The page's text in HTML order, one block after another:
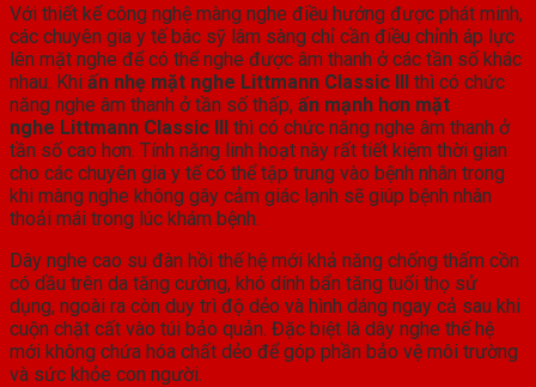
Với thiết kế công nghệ màng nghe điều hướng được phát minh,
các chuyên gia y tế bác sỹ lâm sàng chỉ cần điều chỉnh áp lực
lên mặt nghe để có thể nghe được âm thanh ở các tần số khác
nhau. Khi ấn nhẹ mặt nghe Littmann Classic III thì có chức
năng nghe âm thanh ở tần số thấp, ấn mạnh hơn mặt
nghe Littmann Classic III thì có chức năng nghe âm thanh ở
tần số cao hơn. Tính năng linh hoạt này rất tiết kiệm thời gian
cho các chuyên gia y tế có thể tập trung vào bệnh nhân trong
khi màng nghe không gây cảm giác lạnh sẽ giúp bệnh nhân
thoải mái trong lúc khám bệnh.
Dây nghe cao su đàn hồi thế hệ mới khả năng chống thấm cồn
có dầu trên da tăng cường, khó dính bẩn tăng tuổi thọ sử
dụng, ngoài ra còn duy trì độ dẻo và hình dáng ngay cả sau khi
cuộn chặt cất vào túi bảo quản. Đặc biệt là dây nghe thế hệ
mới không chứa hóa chất dẻo để góp phần bảo vệ môi trường
và sức khỏe con người.